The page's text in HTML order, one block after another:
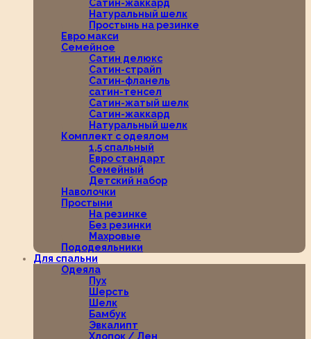
Сатин-жаккард
Натуральный шелк
Простынь на резинке
Евро макси
Семейное
Сатин делюкс
Сатин-страйп
Сатин-фланель
сатин-тенсел
Сатин-жатый шелк
Сатин-жаккард
Натуральный шелк
Комплект с одеялом
1,5 спальный
Евро стандарт
Семейный
Детский набор
Наволочки
Простыни
На резинке
Без резинки
Махровые
Пододеяльники
Для спальни
Одеяла
Пух
Шерсть
Шелк
Бамбук
Эвкалипт
Хлопок / Лен